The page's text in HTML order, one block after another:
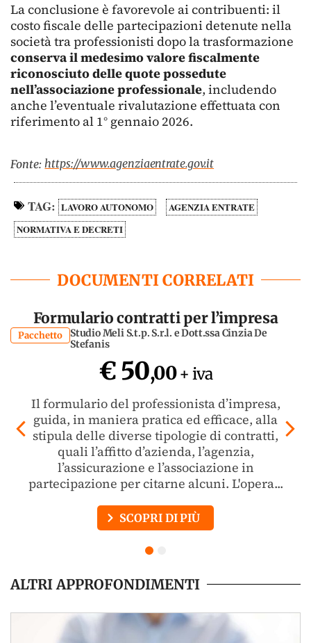
La conclusione è favorevole ai contribuenti: il
costo fiscale delle partecipazioni detenute nella
società tra professionisti dopo la trasformazione
conserva il medesimo valore fiscalmente
riconosciuto delle quote possedute
nell’associazione professionale, includendo
anche l’eventuale rivalutazione effettuata con
riferimento al 1° gennaio 2026.
Fonte: https://www.agenziaentrate.gov.it
TAG: LAVORO AUTONOMO
AGENZIA ENTRATE
NORMATIVA E DECRETI
DOCUMENTI CORRELATI
Formulario contratti per l’impresa
Pacchetto
Studio Meli S.t.p. S.r.l. e Dott.ssa Cinzia De
Stefanis
€ 50,00+ iva
Il formulario del professionista d’impresa,
guida, in maniera pratica ed efficace, alla
stipula delle diverse tipologie di contratti,
quali l’affitto d’azienda, l’agenzia,
l’assicurazione e l’associazione in
partecipazione per citarne alcuni. L'opera...
SCOPRI DI PIÙ
ALTRI APPROFONDIMENTI